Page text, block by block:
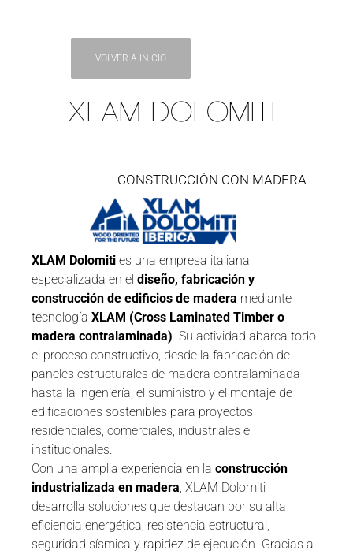
VOLVER A INICIO
XLAM DOLOMITI
CONSTRUCCIÓN CON MADERA
XLAM Dolomiti es una empresa italiana
especializada en el diseño, fabricación y
construcción de edificios de madera mediante
tecnología XLAM (Cross Laminated Timber o
madera contralaminada) . Su actividad abarca todo
el proceso constructivo, desde la fabricación de
paneles estructurales de madera contralaminada
hasta la ingeniería, el suministro y el montaje de
edificaciones sostenibles para proyectos
residenciales, comerciales, industriales e
institucionales.
Con una amplia experiencia en la construcción
industrializada en madera , XLAM Dolomiti
desarrolla soluciones que destacan por su alta
eficiencia energética, resistencia estructural,
seguridad sísmica y rapidez de ejecución. Gracias a